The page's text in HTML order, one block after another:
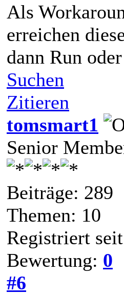
Als
erreichen
dann Run
Suchen
Zitieren
tomsmart1
Senior
Beiträge: 289
Themen: 10
Registriert
Bewertung: 0
#6